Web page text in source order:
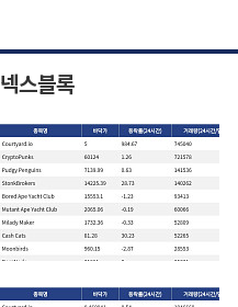
넥스블록